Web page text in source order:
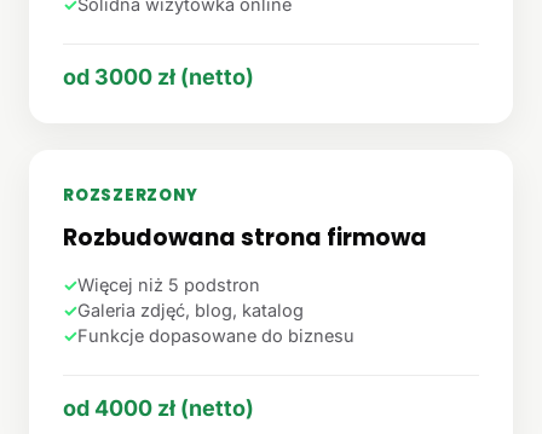
od 3000 zł (netto)
ROZSZERZONY
Rozbudowana strona firmowa
✓Więcej niż 5 podstron
✓Galeria zdjęć, blog, katalog
✓Funkcje dopasowane do biznesu
od 4000 zł (netto)